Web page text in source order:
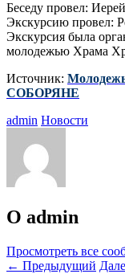
Беседу провел:
Экскурсию провел:
Экскурсия была
молодежью Храма
Источник:
СОБОРЯНЕ
admin Новости
О admin
Просмотреть все
← Предыдущий